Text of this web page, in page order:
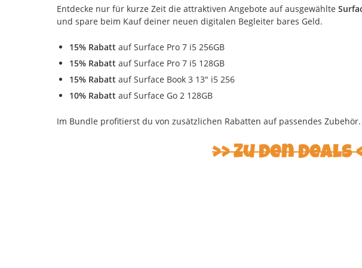
Entdecke nur für kurze Zeit die attraktiven Angebote auf ausgewählte
und spare beim Kauf deiner neuen digitalen Begleiter bares Geld.
15% Rabatt auf Surface Pro 7 i5 256GB
15% Rabatt auf Surface Pro 7 i5 128GB
15% Rabatt auf Surface Book 3 13″ i5 256
10% Rabatt auf Surface Go 2 128GB
Im Bundle profitierst du von zusätzlichen Rabatten auf passendes Zubehör.
Zu den Deals